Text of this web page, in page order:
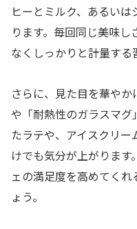
ヒーとミルク、あるい
ります。毎回同じ美味
なくしっかりと計量する
さらに、見た目を華やか
や「耐熱性のガラスマ
たラテや、アイスクリ
けでも気分が上がりま
ェの満足度を高めてく
ょう。